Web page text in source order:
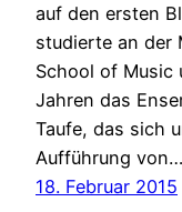
auf den ersten
studierte an der
School of Music
Jahren das
Taufe, das sich
Aufführung von…
18. Februar 2015